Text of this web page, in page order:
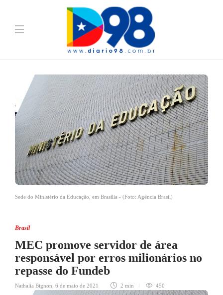
Sede do Ministério da Educação, em Brasília - (Foto: Agência Brasil)
Brasil
MEC promove servidor de área
responsável por erros milionários no
repasse do Fundeb
Nathalia Bignon, 6 de maio de 2021 2 min 450